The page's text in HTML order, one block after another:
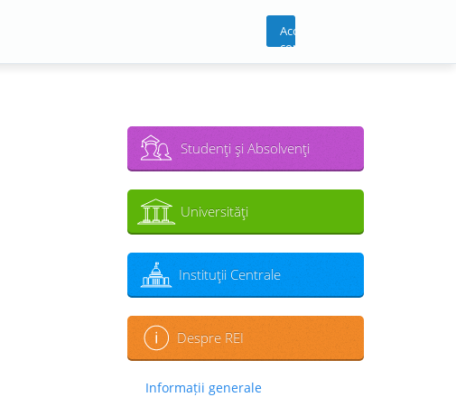
Acces
cont
Studenţi şi Absolvenţi
Universităţi
Instituţii Centrale
Despre REI
Informații generale